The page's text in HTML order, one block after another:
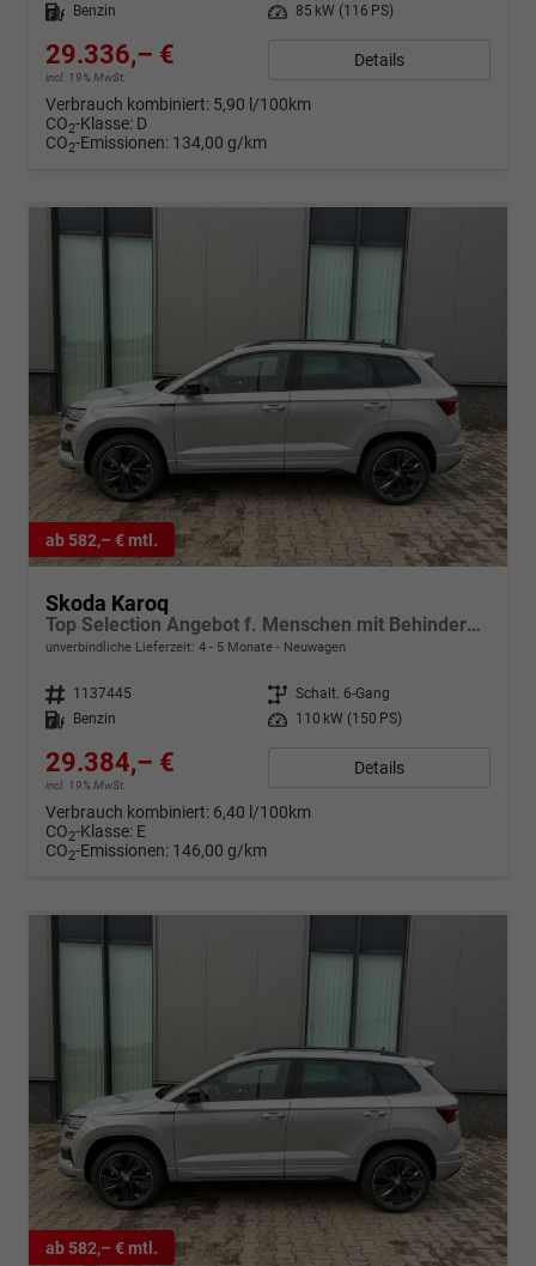
Kraftstoff Benzin Leistung 85 kW (116 PS)
29.336,– €
incl. 19% MwSt.
Details
Verbrauch kombiniert: 5,90 l/100km
CO2-Klasse: D
CO2-Emissionen: 134,00 g/km
ab 582,– € mtl.
Skoda Karoq
Top Selection Angebot f. Menschen mit Behinderung 100%! 1.5 TSI 150PS, 17" Alu, ACC/Tempomat, Parksensoren vorn/hinten, Rückfahrkamera, KESSY, Elektrische Heckklappe, Sitzheizung vorn u. hinten, Frontscheibe beheizt, Dachreling silber, Virtual Cockpit 10"
unverbindliche Lieferzeit: 4 - 5 Monate Neuwagen
Fahrzeugnr. 1137445 Getriebe Schalt. 6-Gang
Kraftstoff
Benzin Leistung 110 kW (150 PS)
29.384,– €
incl. 19% MwSt.
Details
Verbrauch kombiniert: 6,40 l/100km
CO2-Klasse: E
CO2-Emissionen: 146,00 g/km
ab 582,– € mtl.